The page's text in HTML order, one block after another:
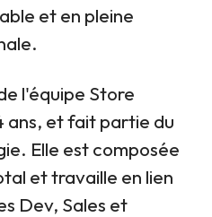
et en pleine
l'équipe Store
ans, et fait partie du
Elle est composée
et travaille en lien
Dev, Sales et